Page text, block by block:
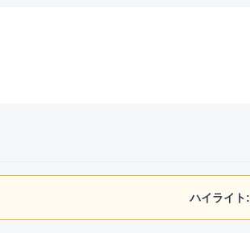
ハイライト: